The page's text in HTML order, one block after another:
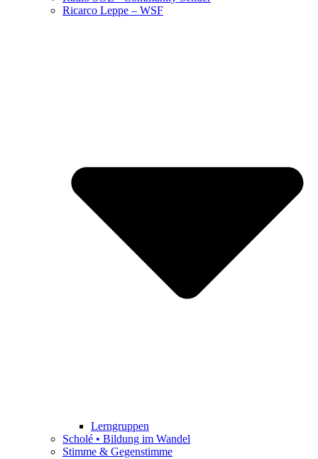
Ricarco Leppe – WSF
Lerngruppen
Scholé • Bildung im Wandel
Stimme & Gegenstimme